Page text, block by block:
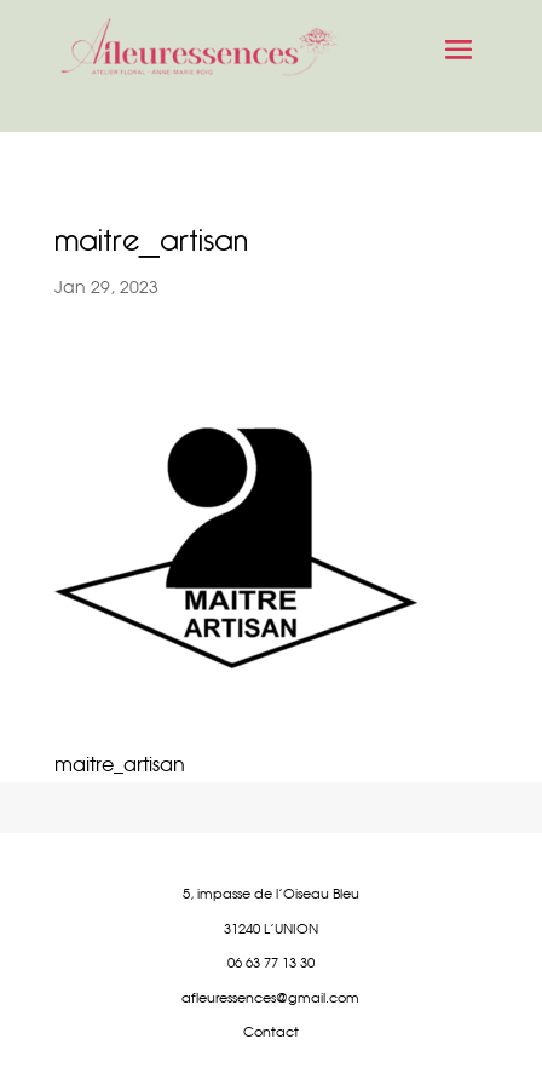
maitre_artisan
Jan 29, 2023
maitre_artisan
5, impasse de l'Oiseau Bleu
31240 L'UNION
06 63 77 13 30
afleuressences@gmail.com
Contact